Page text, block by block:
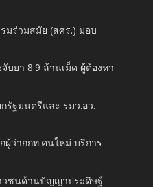
ร่วมสมัย (สศร.) มอบ
บยา 8.9 ล้านเม็ด ผู้ต้องหา
กรัฐมนตรีและ รมว.อว.
ผู้ว่ากกท.คนใหม่ บริการ
วชนด้านปัญญาประดิษฐ์